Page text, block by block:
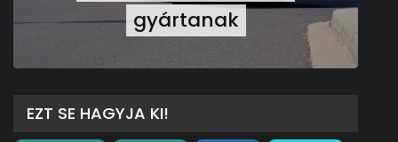
gyártanak
EZT SE HAGYJA KI!